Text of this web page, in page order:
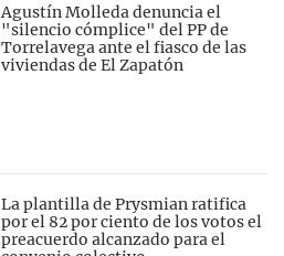
Agustín Molleda denuncia el
"silencio cómplice" del PP de
Torrelavega ante el fiasco de las
viviendas de El Zapatón
La plantilla de Prysmian ratifica
por el 82 por ciento de los votos el
preacuerdo alcanzado para el